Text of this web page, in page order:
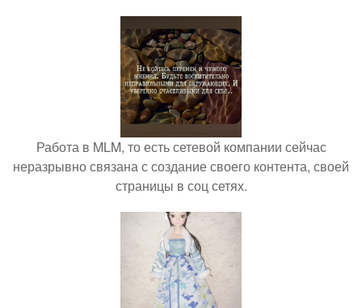
Работа в MLM, то есть сетевой компании сейчас
неразрывно связана с создание своего контента, своей
страницы в соц сетях.